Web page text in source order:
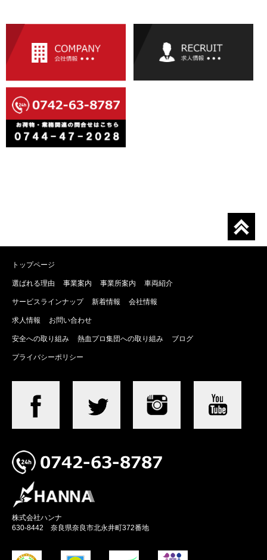
トップページ
選ばれる理由 事業案内 事業所案内 車両紹介
サービスラインナップ 新着情報 会社情報
求人情報 お問い合わせ
安全への取り組み 熱血プロ集団への取り組み ブログ
プライバシーポリシー
株式会社ハンナ
630-8442 奈良県奈良市北永井町372番地